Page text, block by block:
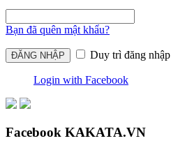
Bạn đã quên mật khẩu?
Duy trì đăng nhập
Login with Facebook
Facebook KAKATA.VN